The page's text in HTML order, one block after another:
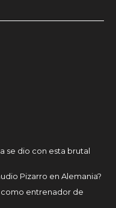
se dio con esta brutal
Pizarro en Alemania?
entrenador de